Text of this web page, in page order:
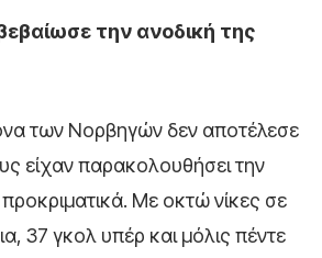
την ανοδική της
των Νορβηγών δεν αποτέλεσε
είχαν παρακολουθήσει την
Με οκτώ νίκες σε
37 γκολ υπέρ και μόλις πέντε